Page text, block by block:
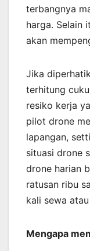
terbangnya
harga. Selain
akan
Jika
terhitung
resiko kerja
pilot drone
lapangan,
situasi drone
drone harian
ratusan ribu
kali sewa
Mengapa